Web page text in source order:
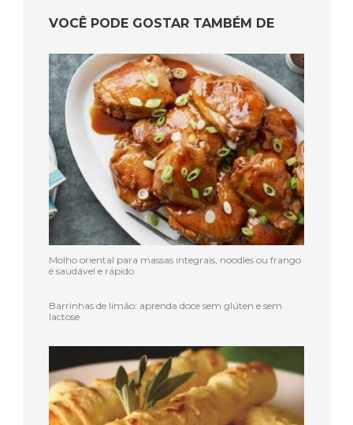
VOCÊ PODE GOSTAR TAMBÉM DE
Molho oriental para massas integrais, noodles ou frango
é saudável e rápido
Barrinhas de limão: aprenda doce sem glúten e sem
lactose